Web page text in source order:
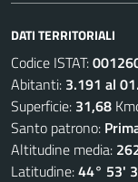
DATI TERRITORIALI
Codice ISTAT:
Abitanti: 3.191 al
Superficie: 31,68
Santo patrono:
Altitudine media:
Latitudine:44° 53'